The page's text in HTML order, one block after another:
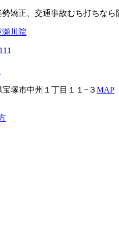
矯正、交通事故むち打ちな
宝塚市中州１丁目１１−３MAP